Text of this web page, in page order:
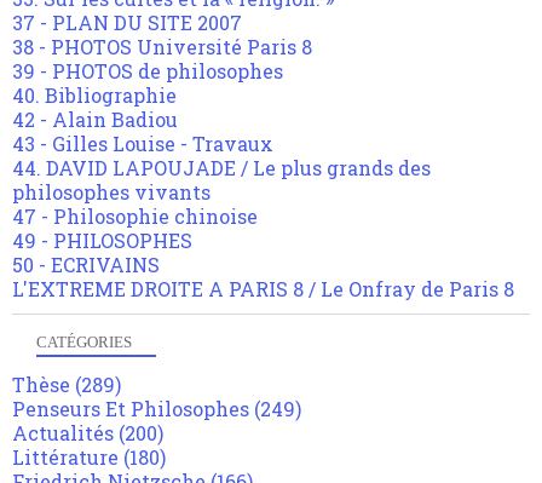
37 - PLAN DU SITE 2007
38 - PHOTOS Université Paris 8
39 - PHOTOS de philosophes
40. Bibliographie
42 - Alain Badiou
43 - Gilles Louise - Travaux
44. DAVID LAPOUJADE / Le plus grands des
philosophes vivants
47 - Philosophie chinoise
49 - PHILOSOPHES
50 - ECRIVAINS
L'EXTREME DROITE A PARIS 8 / Le Onfray de Paris 8
CATÉGORIES
Thèse (289)
Penseurs Et Philosophes (249)
Actualités (200)
Littérature (180)